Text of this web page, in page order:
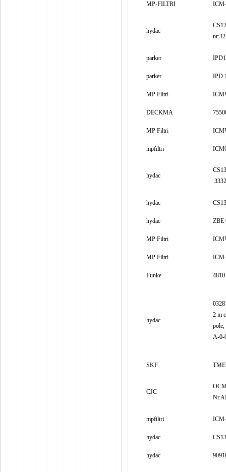
MP-FILTRI
hydac
parker
parker IPD
MP Filtri
DECKMA
MP Filtri
mpfiltri
hydac
hydac
hydac ZBE
MP Filtri
MP Filtri
Funke
hydac
2 m
A-0-
SKF
CJC
mpfiltri
hydac
hydac